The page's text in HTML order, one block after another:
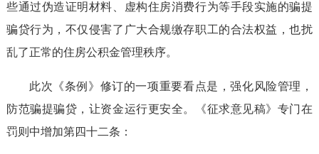
些通过伪造证明材料、虚构住房消费行为等手段实施的骗提
骗贷行为，不仅侵害了广大合规缴存职工的合法权益，也扰
乱了正常的住房公积金管理秩序。
此次《条例》修订的一项重要看点是，强化风险管理，
防范骗提骗贷，让资金运行更安全。《征求意见稿》专门在
罚则中增加第四十二条：